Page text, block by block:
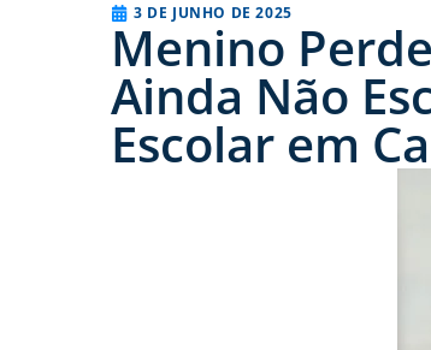
3 DE JUNHO DE 2025
Menino
Ainda Não
Escolar em